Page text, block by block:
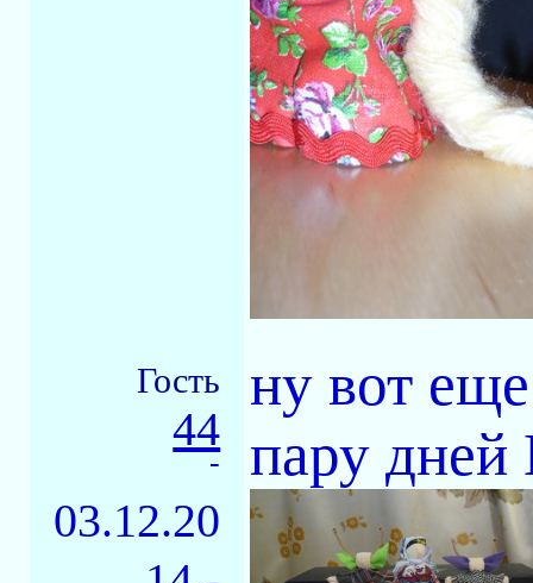
Гость
44
-
03.12.20
ну вот
пару дней